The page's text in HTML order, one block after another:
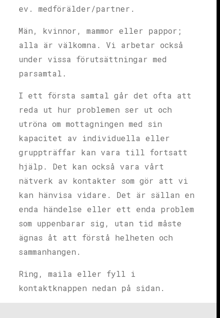
ev. medförälder/partner.
Män, kvinnor, mammor eller pappor;
alla är välkomna. Vi arbetar också
under vissa förutsättningar med
parsamtal.
I ett första samtal går det ofta att
reda ut hur problemen ser ut och
utröna om mottagningen med sin
kapacitet av individuella eller
gruppträffar kan vara till fortsatt
hjälp. Det kan också vara vårt
nätverk av kontakter som gör att vi
kan hänvisa vidare. Det är sällan en
enda händelse eller ett enda problem
som uppenbarar sig, utan tid måste
ägnas åt att förstå helheten och
sammanhangen.
Ring, maila eller fyll i
kontaktknappen nedan på sidan.